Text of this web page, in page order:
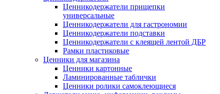
Ценникодержатели прищепки
универсальные
Ценникодержатели для гастрономии
Ценникодержатели подставки
Ценникодержатели с клеящей лентой ДБР
Рамки пластиковые
Ценники для магазина
Ценники картонные
Ламинированные таблички
Ценники ролики самоклеющиеся